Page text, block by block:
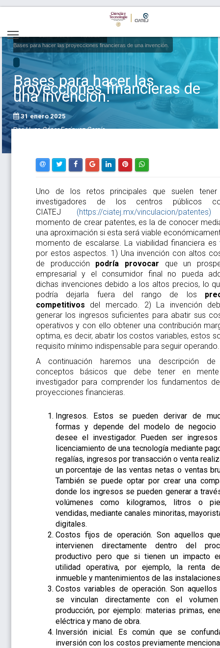
Inicio
Bases para hacer las proyecciones financieras de una invención.
Bases para hacer las
proyecciones financieras de
una invención.
31 enero 2025
PorHugo César Enríquez García
Uno de los retos principales que suelen
investigadores de los centros públicos
CIATEJ
(https://ciatej.mx/vinculacion/patentes)
momento de crear patentes, es la de conocer
una aproximación si esta será viable
momento de escalarse. La viabilidad financiera es
por estos aspectos. 1) Una invención con altos
de producción podría provocar que un
empresarial y el consumidor final no pueda
dichas invenciones debido a los altos precios, lo
podría dejarla fuera del rango de los
competitivos del mercado. 2) La invención
generar los ingresos suficientes para abatir sus
operativos y con ello obtener una contribución
optima, es decir, abatir los costos variables, estos
requisito mínimo indispensable para seguir operando.
A continuación haremos una descripción
conceptos básicos que debe tener en
investigador para comprender los fundamentos
proyecciones financieras.
Ingresos. Estos se pueden derivar de
formas y depende del modelo de negocio
desee el investigador. Pueden ser
licenciamiento de una tecnología mediante
regalías, ingresos por transacción o venta
un porcentaje de las ventas netas o ventas
También se puede optar por crear una
donde los ingresos se pueden generar a
volúmenes como kilogramos, litros o
vendidas, mediante canales minoritas,
digitales.
Costos fijos de operación. Son aquellos
intervienen directamente dentro del
productivo pero que si tienen un impacto
utilidad operativa, por ejemplo, la renta
inmueble y mantenimientos de las
Costos variables de operación. Son aquellos
se vinculan directamente con el
producción, por ejemplo: materias primas,
eléctrica y mano de obra.
Inversión inicial. Es común que se
inversión con los costos previamente